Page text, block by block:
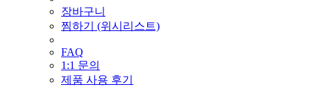
장바구니
찜하기 (위시리스트)
FAQ
1:1 문의
제품 사용 후기